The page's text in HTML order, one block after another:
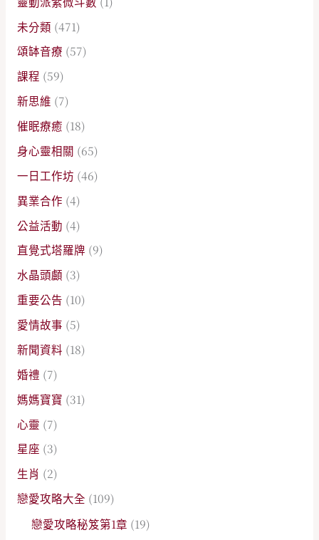
未分類 (471)
頌缽音療 (57)
課程 (59)
新思維 (7)
催眠療癒 (18)
身心靈相關 (65)
一日工作坊 (46)
異業合作 (4)
公益活動 (4)
直覺式塔羅牌 (9)
水晶頭顱 (3)
重要公告 (10)
愛情故事 (5)
新聞資料 (18)
婚禮 (7)
媽媽寶寶 (31)
心靈 (7)
星座 (3)
生肖 (2)
戀愛攻略大全 (109)
戀愛攻略秘笈第1章 (19)